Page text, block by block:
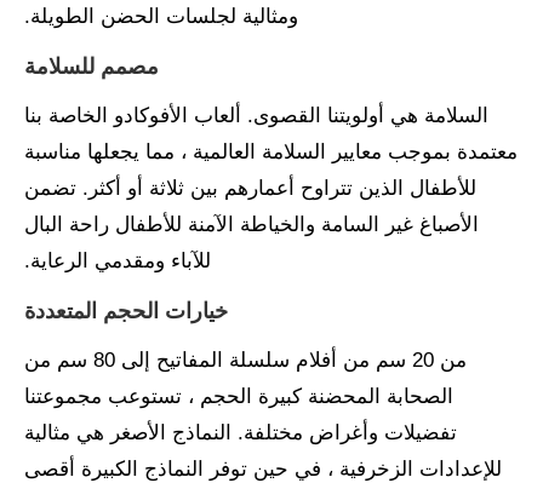
ومثالية لجلسات الحضن الطويلة.
مصمم للسلامة
السلامة هي أولويتنا القصوى. ألعاب الأفوكادو الخاصة بنا
معتمدة بموجب معايير السلامة العالمية ، مما يجعلها مناسبة
للأطفال الذين تتراوح أعمارهم بين ثلاثة أو أكثر. تضمن
الأصباغ غير السامة والخياطة الآمنة للأطفال راحة البال
للآباء ومقدمي الرعاية.
خيارات الحجم المتعددة
من 20 سم من أفلام سلسلة المفاتيح إلى 80 سم من
الصحابة المحضنة كبيرة الحجم ، تستوعب مجموعتنا
تفضيلات وأغراض مختلفة. النماذج الأصغر هي مثالية
للإعدادات الزخرفية ، في حين توفر النماذج الكبيرة أقصى